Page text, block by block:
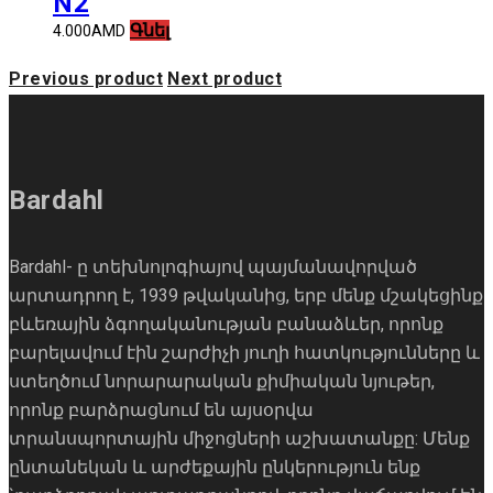
4.000AMD Գնել
Previous product Next product
Bardahl
Bardahl- ը տեխնոլոգիայով պայմանավորված
արտադրող է, 1939 թվականից, երբ մենք մշակեցինք
բևեռային ձգողականության բանաձևեր, որոնք
բարելավում էին շարժիչի յուղի հատկությունները և
ստեղծում նորարարական քիմիական նյութեր,
որոնք բարձրացնում են այսօրվա
տրանսպորտային միջոցների աշխատանքը: Մենք
ընտանեկան և արժեքային ընկերություն ենք